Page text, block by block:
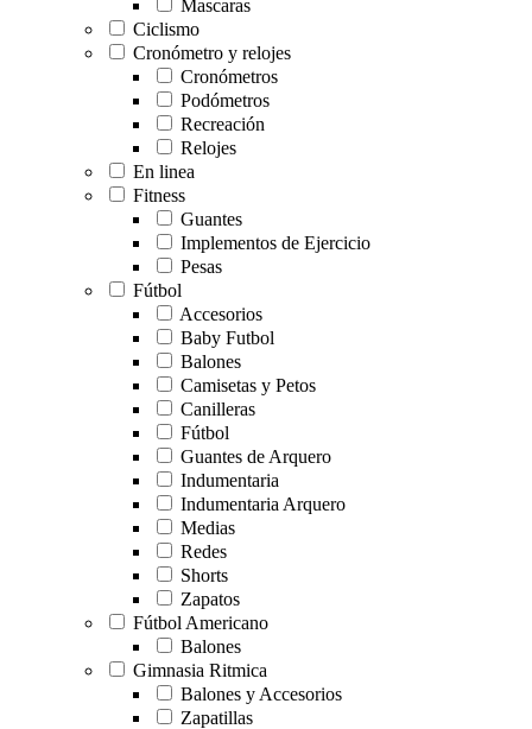
Mascaras
Ciclismo
Cronómetro y relojes
Cronómetros
Podómetros
Recreación
Relojes
En linea
Fitness
Guantes
Implementos de Ejercicio
Pesas
Fútbol
Accesorios
Baby Futbol
Balones
Camisetas y Petos
Canilleras
Fútbol
Guantes de Arquero
Indumentaria
Indumentaria Arquero
Medias
Redes
Shorts
Zapatos
Fútbol Americano
Balones
Gimnasia Ritmica
Balones y Accesorios
Zapatillas